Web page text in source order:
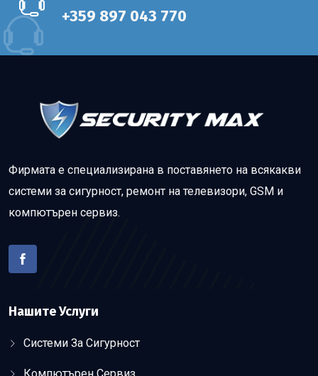
+359 897 043 770
Фирмата е специализирана в поставянето на всякакви
системи за сигурност, ремонт на телевизори, GSM и
компютърен сервиз.
Нашите Услуги
Системи За Сигурност
Компютърен Сервиз